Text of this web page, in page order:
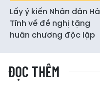
Lấy ý kiến Nhân dân Hà
Tĩnh về đề nghị tặng
huân chương độc lập
ĐỌC THÊM